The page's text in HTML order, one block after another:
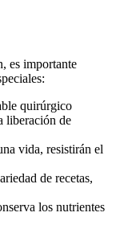
es importante
quirúrgico
liberación de
vida, resistirán el
de recetas,
los nutrientes